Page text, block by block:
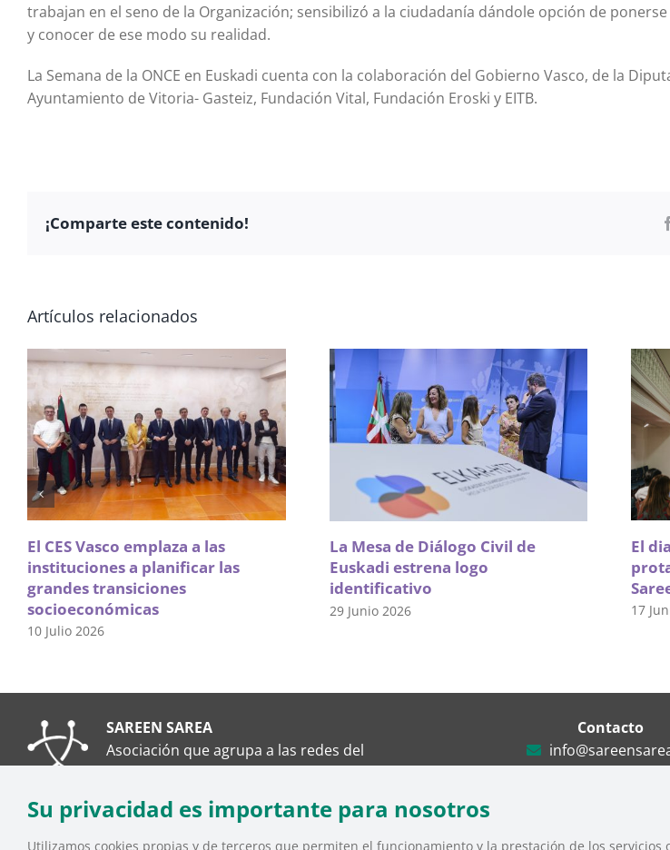
trabajan en el seno de la Organización; sensibilizó a la ciudadanía dándole opción de
y conocer de ese modo su realidad.
La Semana de la ONCE en Euskadi cuenta con la colaboración del Gobierno Vasco, de la
Ayuntamiento de Vitoria- Gasteiz, Fundación Vital, Fundación Eroski y EITB.
¡Comparte este contenido!
Artículos relacionados
El CES Vasco emplaza a las
instituciones a planificar las
grandes transiciones
socioeconómicas
10 Julio 2026
La Mesa de Diálogo Civil de
Euskadi estrena logo
identificativo
29 Junio 2026
El
17
SAREEN SAREA
Asociación que agrupa a las redes del
Contacto
Su privacidad es importante para nosotros
Utilizamos cookies propias y de terceros que permiten el funcionamiento y la prestación de los